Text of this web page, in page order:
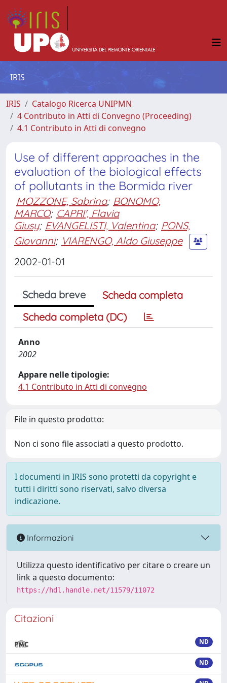
IRIS
IRIS
Catalogo Ricerca UNIPMN
4 Contributo in Atti di Convegno (Proceeding)
4.1 Contributo in Atti di convegno
Use of different approaches in the
evaluation of the biological effects
of pollutants in the Bormida river
MOZZONE, Sabrina; BONOMO,
MARCO; CAPRI', Flavia
Giusy; EVANGELISTI, Valentina; PONS,
Giovanni; VIARENGO, Aldo Giuseppe
2002-01-01
Scheda breve
Scheda completa
Scheda completa (DC)
Anno
2002
Appare nelle tipologie:
4.1 Contributo in Atti di convegno
File in questo prodotto:
Non ci sono file associati a questo prodotto.
I documenti in IRIS sono protetti da copyright e
tutti i diritti sono riservati, salvo diversa
indicazione.
Informazioni
Utilizza questo identificativo per citare o creare un
link a questo documento:
https://hdl.handle.net/11579/11072
Citazioni
ND
ND